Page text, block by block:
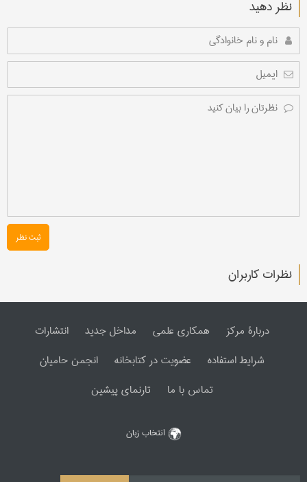
نظر دهید
ثبت نظر
نظرات کاربران
دربارۀ مرکز همکاری علمی مداخل جدید
انتشارات
شرایط استفاده
عضویت در کتابخانه
انجمن حامیان
تماس با ما
تارنمای پیشین
انتخاب زبان